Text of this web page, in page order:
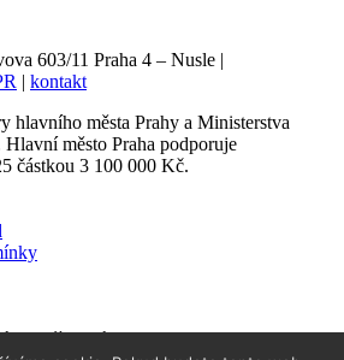
603/11 Praha 4 – Nusle |
| kontakt
hlavního města Prahy a Ministerstva
město Praha podporuje
částkou 3 100 000 Kč.
s předstihem